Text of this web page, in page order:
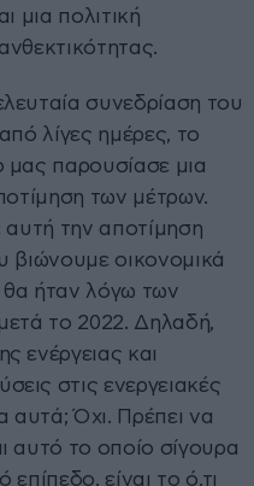
μια πολιτική
συνεδρίαση του
λίγες ημέρες, το
μας παρουσίασε μια
των μέτρων.
αυτή την αποτίμηση
βιώνουμε οικονομικά
θα ήταν λόγω των
το 2022. Δηλαδή,
ενέργειας και
στις ενεργειακές
Όχι. Πρέπει να
αυτό το οποίο σίγουρα
είναι το ό,τι